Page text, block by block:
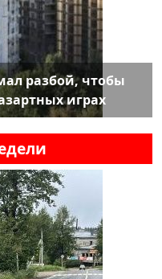
разбой, чтобы
играх